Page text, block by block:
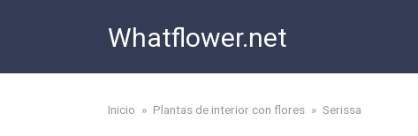
Whatflower.net
Inicio » Plantas de interior con flores » Serissa